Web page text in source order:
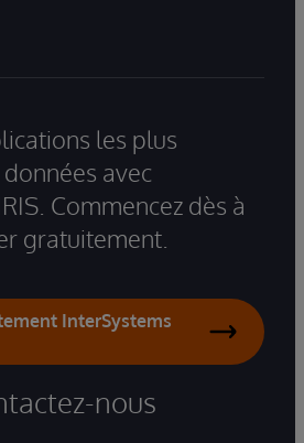
les plus
avec
Commencez dès à
gratuitement.
InterSystems
nous